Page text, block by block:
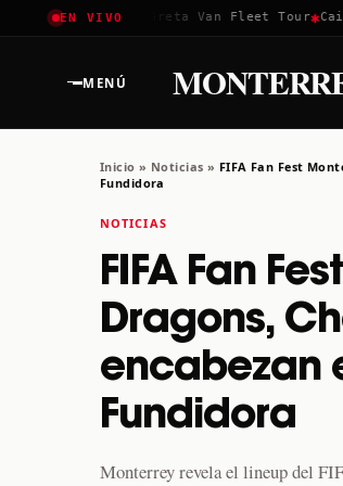
EN VIVO
2026 ✱Greta Van Fleet Tour ✱
MENÚ
Inicio » Noticias » FIFA Fan Fest
Fundidora
NOTICIAS
FIFA Fan
Dragons,
encabezan
Fundidora
Monterrey revela el lineup del